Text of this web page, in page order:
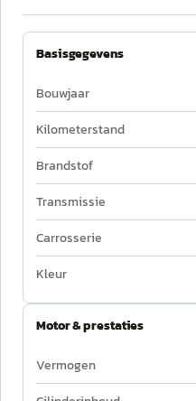
Basisgegevens
Bouwjaar
Kilometerstand
Brandstof
Transmissie
Carrosserie
Kleur
Motor & prestaties
Vermogen